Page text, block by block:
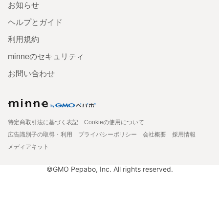
お知らせ
ヘルプとガイド
利用規約
minneのセキュリティ
お問い合わせ
特定商取引法に基づく表記
Cookieの使用について
広告識別子の取得・利用
プライバシーポリシー 会社概要
採用情報
メディアキット
©GMO Pepabo, Inc. All rights reserved.